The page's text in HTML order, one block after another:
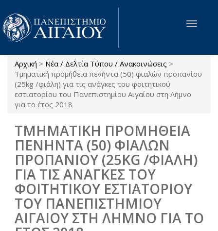
Παράκαμψη προς το κυρίως περιεχόμενο
Toggle
Είστε εδώ
Αρχική > Νέα / Δελτία Τύπου / Ανακοινώσεις >
Τμηματική προμήθεια πενήντα (50) φιαλών προπανίου
(25kg /φιάλη) για τις ανάγκες του φοιτητικού
εστιατορίου του Πανεπιστημίου Αιγαίου στη Λήμνο
για το έτος 2018
ΤΜΗΜΑΤΙΚΗ ΠΡΟΜΗΘΕΙΑ
ΠΕΝΗΝΤΑ (50) ΦΙΑΛΩΝ
ΠΡΟΠΑΝΙΟΥ (25KG /ΦΙΑΛΗ)
ΓΙΑ ΤΙΣ ΑΝΑΓΚΕΣ ΤΟΥ
ΦΟΙΤΗΤΙΚΟΥ ΕΣΤΙΑΤΟΡΙΟΥ
ΤΟΥ ΠΑΝΕΠΙΣΤΗΜΙΟΥ
ΑΙΓΑΙΟΥ ΣΤΗ ΛΗΜΝΟ ΓΙΑ ΤΟ